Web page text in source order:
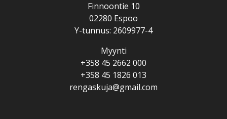
Finnoontie 10
02280 Espoo
Y-tunnus: 2609977-4
Myynti
+358 45 2662 000
+358 45 1826 013
rengaskuja@gmail.com